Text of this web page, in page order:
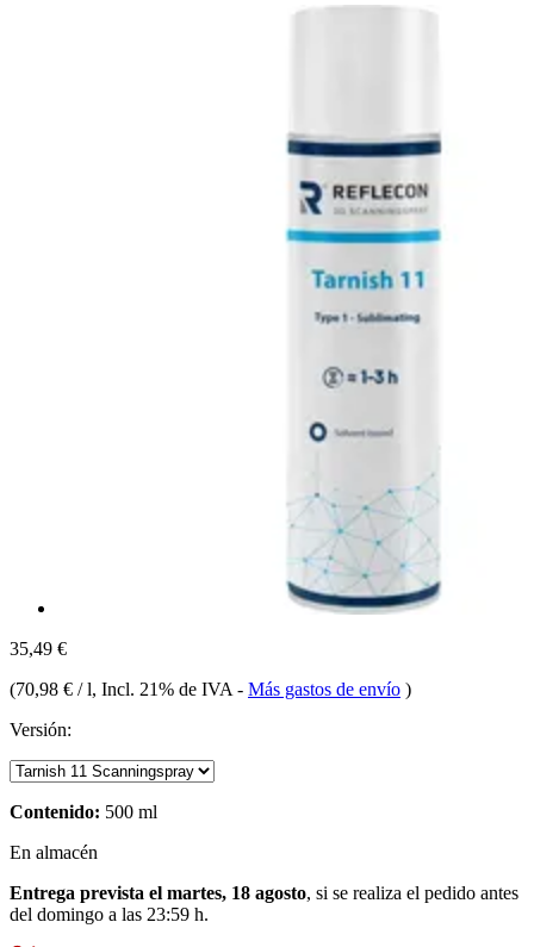
35,49 €
(70,98 € / l, Incl. 21% de IVA - Más gastos de envío )
Versión:
Contenido: 500 ml
En almacén
Entrega prevista el martes, 18 agosto, si se realiza el pedido antes
del domingo a las 23:59 h.